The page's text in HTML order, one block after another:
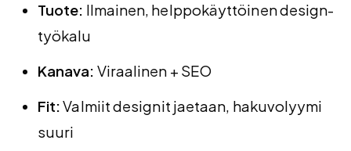
Tuote: Ilmainen, helppokäyttöinen design-
työkalu
Kanava: Viraalinen + SEO
Fit:Valmiit designit jaetaan, hakuvolyymi
suuri